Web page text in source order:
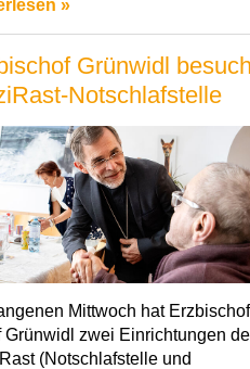
»
Grünwidl
Notschlafstelle
Mittwoch hat Erzbischof
Grünwidl zwei Einrichtungen
(Notschlafstelle und